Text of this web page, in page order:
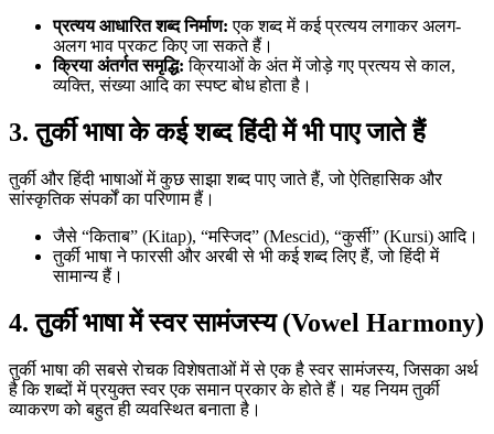
प्रत्यय आधारित शब्द निर्माण: एक शब्द में कई प्रत्यय लगाकर अलग-
अलग भाव प्रकट किए जा सकते हैं।
क्रिया अंतर्गत समृद्धि: क्रियाओं के अंत में जोड़े गए प्रत्यय से काल,
व्यक्ति, संख्या आदि का स्पष्ट बोध होता है।
3. तुर्की भाषा के कई शब्द हिंदी में भी पाए जाते हैं
तुर्की और हिंदी भाषाओं में कुछ साझा शब्द पाए जाते हैं, जो ऐतिहासिक और
सांस्कृतिक संपर्कों का परिणाम हैं।
जैसे “किताब” (Kitap), “मस्जिद” (Mescid), “कुर्सी” (Kursi) आदि।
तुर्की भाषा ने फारसी और अरबी से भी कई शब्द लिए हैं, जो हिंदी में
सामान्य हैं।
4. तुर्की भाषा में स्वर सामंजस्य (Vowel Harmony)
तुर्की भाषा की सबसे रोचक विशेषताओं में से एक है स्वर सामंजस्य, जिसका अर्थ
है कि शब्दों में प्रयुक्त स्वर एक समान प्रकार के होते हैं। यह नियम तुर्की
व्याकरण को बहुत ही व्यवस्थित बनाता है।